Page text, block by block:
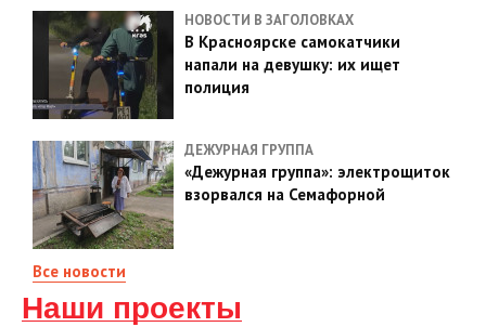
НОВОСТИ В ЗАГОЛОВКАХ
В Красноярске самокатчики
напали на девушку: их ищет
полиция
ДЕЖУРНАЯ ГРУППА
«Дежурная группа»: электрощиток
взорвался на Семафорной
Все новости
Наши проекты